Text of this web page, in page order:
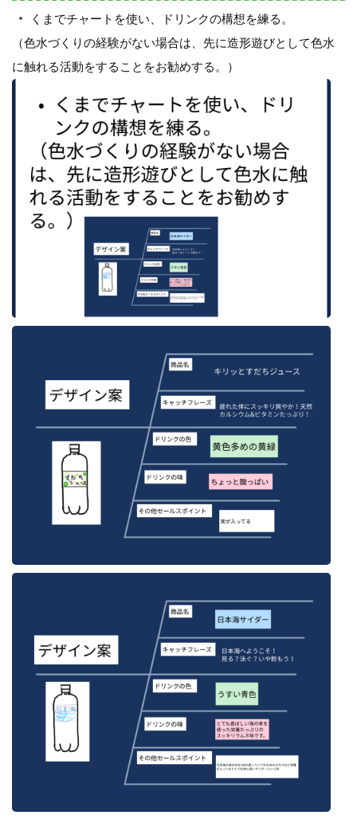
くまでチャートを使い、ドリンクの構想を練る。
（色水づくりの経験がない場合は、先に造形遊びとして色水
に触れる活動をすることをお勧めする。）